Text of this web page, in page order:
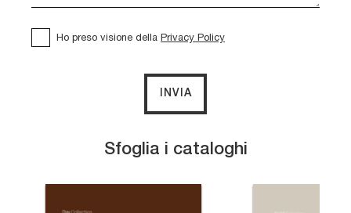
Sfoglia i cataloghi
Ho preso visione della Privacy Policy
INVIA